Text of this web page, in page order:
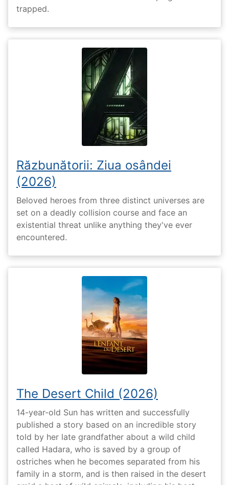
trapped.
Răzbunătorii: Ziua osândei
(2026)
Beloved heroes from three distinct universes are
set on a deadly collision course and face an
existential threat unlike anything they've ever
encountered.
The Desert Child (2026)
14-year-old Sun has written and successfully
published a story based on an incredible story
told by her late grandfather about a wild child
called Hadara, who is saved by a group of
ostriches when he becomes separated from his
family in a storm, and is then raised in the desert